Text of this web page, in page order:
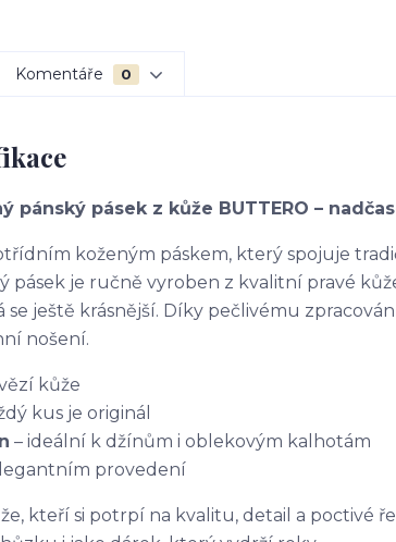
Komentáře 0
pánský pásek z kůže BUTTERO –
koženým páskem, který spojuje
pásek je ručně vyroben z kvalitní pravé
ještě krásnější. Díky pečlivému
nošení.
kůže
kus je originál
– ideální k džínům i oblekovým kalhotám
provedení
kteří si potrpí na kvalitu, detail a poctivé